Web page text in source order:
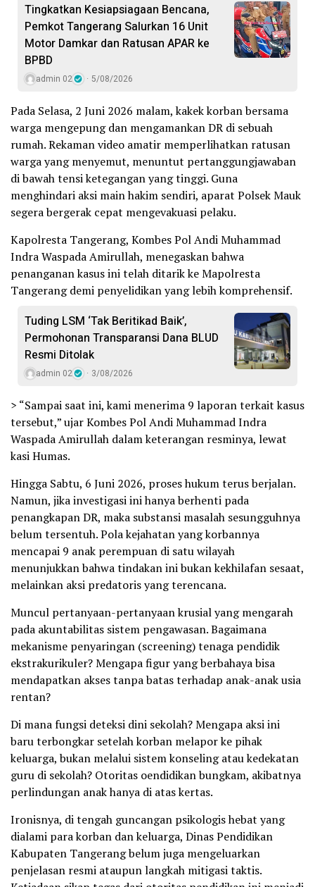
Tingkatkan Kesiapsiagaan Bencana,
Pemkot Tangerang Salurkan 16 Unit
Motor Damkar dan Ratusan APAR ke
BPBD
admin 02 5/08/2026
Pada Selasa, 2 Juni 2026 malam, kakek korban bersama
warga mengepung dan mengamankan DR di sebuah
rumah. Rekaman video amatir memperlihatkan ratusan
warga yang menyemut, menuntut pertanggungjawaban
di bawah tensi ketegangan yang tinggi. Guna
menghindari aksi main hakim sendiri, aparat Polsek Mauk
segera bergerak cepat mengevakuasi pelaku.
Kapolresta Tangerang, Kombes Pol Andi Muhammad
Indra Waspada Amirullah, menegaskan bahwa
penanganan kasus ini telah ditarik ke Mapolresta
Tangerang demi penyelidikan yang lebih komprehensif.
Tuding LSM ‘Tak Beritikad Baik’,
Permohonan Transparansi Dana BLUD
Resmi Ditolak
admin 02 3/08/2026
> “Sampai saat ini, kami menerima 9 laporan terkait kasus
tersebut,” ujar Kombes Pol Andi Muhammad Indra
Waspada Amirullah dalam keterangan resminya, lewat
kasi Humas.
Hingga Sabtu, 6 Juni 2026, proses hukum terus berjalan.
Namun, jika investigasi ini hanya berhenti pada
penangkapan DR, maka substansi masalah sesungguhnya
belum tersentuh. Pola kejahatan yang korbannya
mencapai 9 anak perempuan di satu wilayah
menunjukkan bahwa tindakan ini bukan kekhilafan sesaat,
melainkan aksi predatoris yang terencana.
Muncul pertanyaan-pertanyaan krusial yang mengarah
pada akuntabilitas sistem pengawasan. Bagaimana
mekanisme penyaringan (screening) tenaga pendidik
ekstrakurikuler? Mengapa figur yang berbahaya bisa
mendapatkan akses tanpa batas terhadap anak-anak usia
rentan?
Di mana fungsi deteksi dini sekolah? Mengapa aksi ini
baru terbongkar setelah korban melapor ke pihak
keluarga, bukan melalui sistem konseling atau kedekatan
guru di sekolah? Otoritas oendidikan bungkam, akibatnya
perlindungan anak hanya di atas kertas.
Ironisnya, di tengah guncangan psikologis hebat yang
dialami para korban dan keluarga, Dinas Pendidikan
Kabupaten Tangerang belum juga mengeluarkan
penjelasan resmi ataupun langkah mitigasi taktis.